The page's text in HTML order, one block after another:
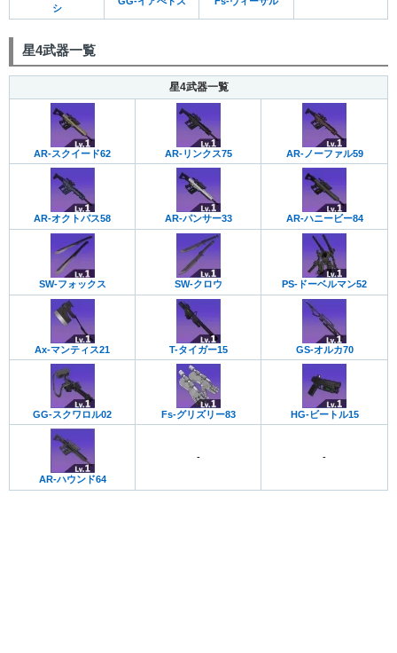
シ
星4武器一覧
星4武器一覧
AR-スクイード62 AR-リンクス75 AR-ノーファル59
AR-オクトパス58 AR-パンサー33 AR-ハニービー84
SW-フォックス SW-クロウ PS-ドーベルマン52
Ax-マンティス21 T-タイガー15 GS-オルカ70
GG-スクワロル02 Fs-グリズリー83 HG-ビートル15
AR-ハウンド64
- -